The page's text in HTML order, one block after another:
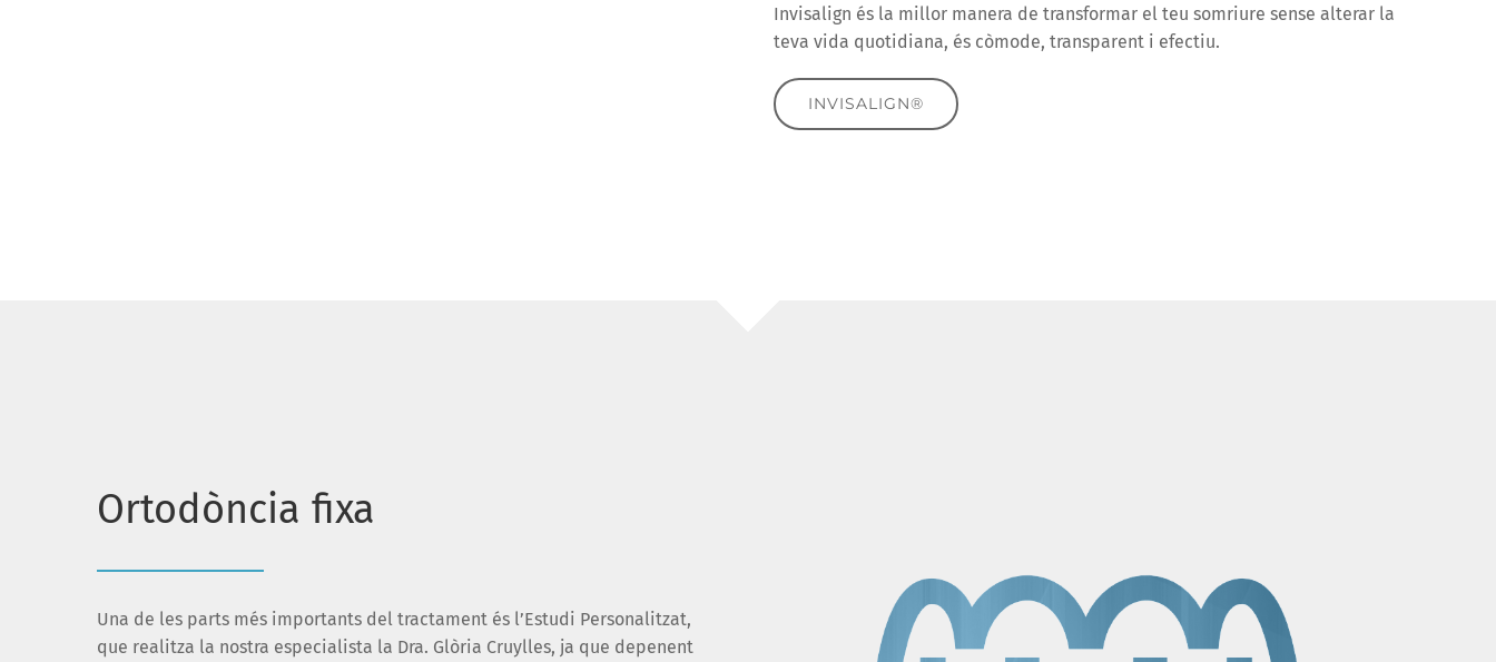
Invisalign és la millor manera de transformar el teu somriure sense alterar la
teva vida quotidiana, és còmode, transparent i efectiu.
INVISALIGN®
Ortodòncia fixa
Una de les parts més importants del tractament és l’Estudi Personalitzat,
que realitza la nostra especialista la Dra. Glòria Cruylles, ja que depenent